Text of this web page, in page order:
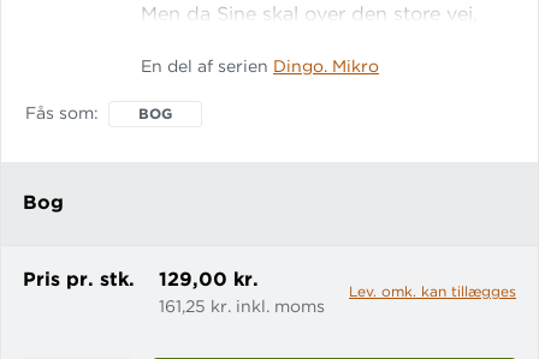
Men da Sine skal over den store vej,
bliver forskrækket, hopper højt i vejret
En del af serien Dingo. Mikro
Fås som BOG
Bog
Pris pr. stk. 129,00 kr.
161,25 kr. inkl. moms
Lev. omk. kan tillægges